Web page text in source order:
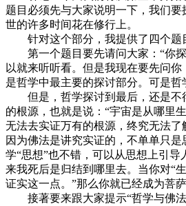
题目必须先与大家说明一下，我们
世的许多时间花在修行上。
针对这个部分，我提供了四个题
第一个题目要先请问大家：“你探
以就来听听看。但是我现在要先问
是哲学中最主要的探讨部分。可是
但是，哲学探讨到最后，还是不得
的根源，也就是说：“宇宙是从哪里
无法去实证万有的根源，终究无法
因为佛法是讲究实证的，不单单只
学“思想”也不错，可以从思想上引
来我死后是归结到哪里去。当你对“
证实这一点。”那么你就已经成为菩
接著要来跟大家提示“哲学与佛法